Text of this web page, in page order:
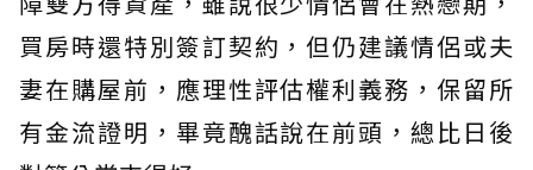
買房時還特別簽訂契約，但仍建議情侶或夫
妻在購屋前，應理性評估權利義務，保留所
有金流證明，畢竟醜話說在前頭，總比日後